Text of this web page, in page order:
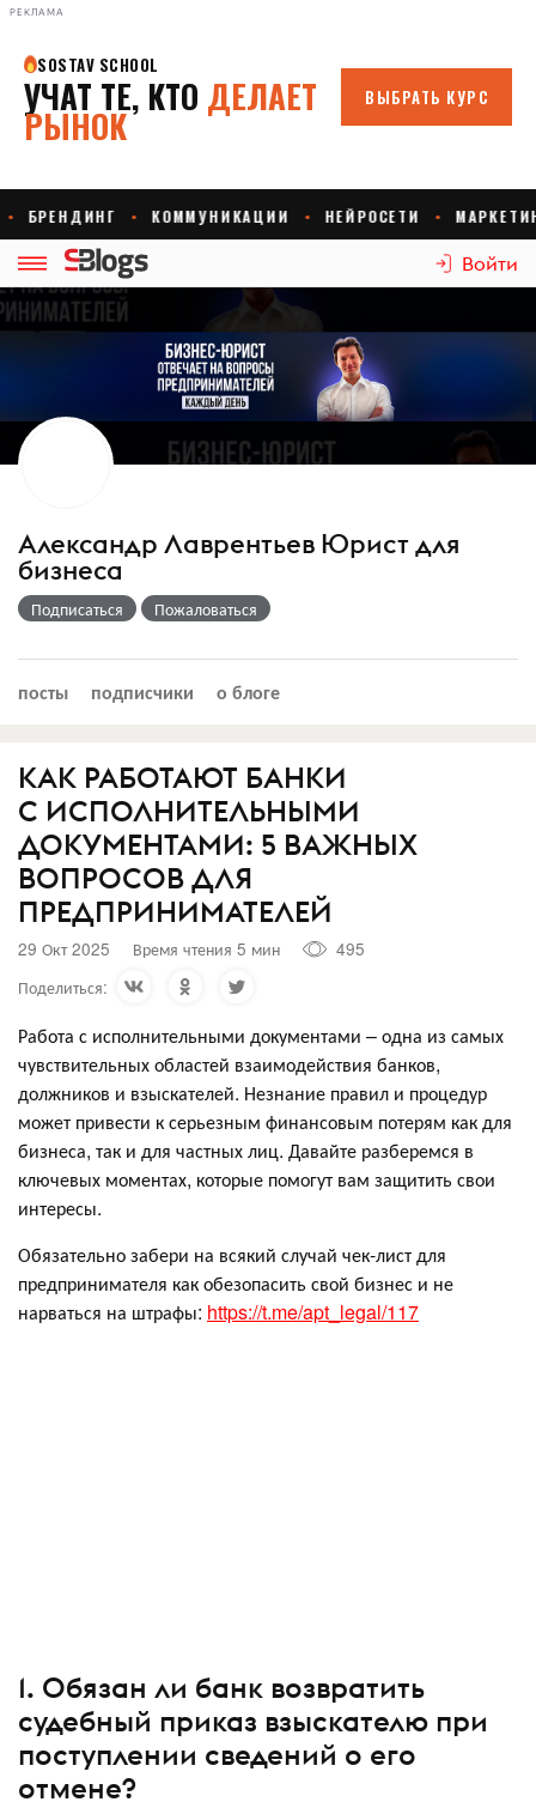
РЕКЛАМА
Войти
Александр Лаврентьев Юрист для
бизнеса
Подписаться Пожаловаться
посты подписчики о блоге
КАК РАБОТАЮТ БАНКИ
С ИСПОЛНИТЕЛЬНЫМИ
ДОКУМЕНТАМИ: 5 ВАЖНЫХ
ВОПРОСОВ ДЛЯ
ПРЕДПРИНИМАТЕЛЕЙ
29 Окт 2025 Время чтения 5 мин
495
Поделиться:
Работа с исполнительными документами – одна из самых
чувствительных областей взаимодействия банков,
должников и взыскателей. Незнание правил и процедур
может привести к серьезным финансовым потерям как для
бизнеса, так и для частных лиц. Давайте разберемся в
ключевых моментах, которые помогут вам защитить свои
интересы.
Обязательно забери на всякий случай чек-лист для
предпринимателя как обезопасить свой бизнес и не
нарваться на штрафы: https://t.me/apt_legal/117
1. Обязан ли банк возвратить
судебный приказ взыскателю при
поступлении сведений о его
отмене?